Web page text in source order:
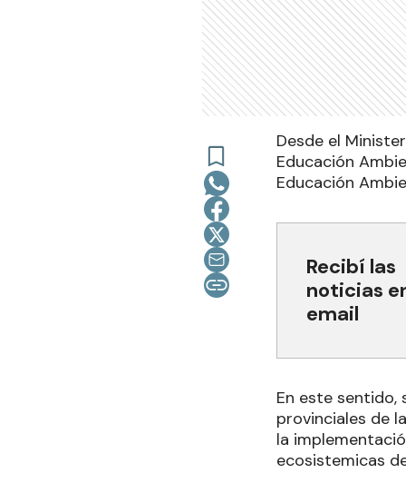
Desde el
Educación
Educación
Recibí las
noticias
email
En este
provinciales de
la
ecosistemicas